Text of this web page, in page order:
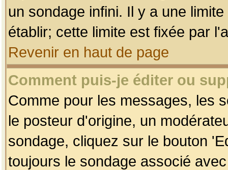
un sondage infini. Il y a une
établir; cette limite est fixée par
Revenir en haut de page
Comment puis-je éditer ou
Comme pour les messages, les
le posteur d'origine, un
sondage, cliquez sur le bouton
toujours le sondage associé